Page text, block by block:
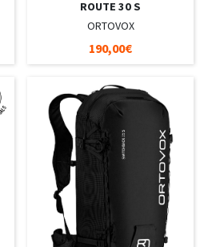
ROUTE 30 S
ORTOVOX
190,00€